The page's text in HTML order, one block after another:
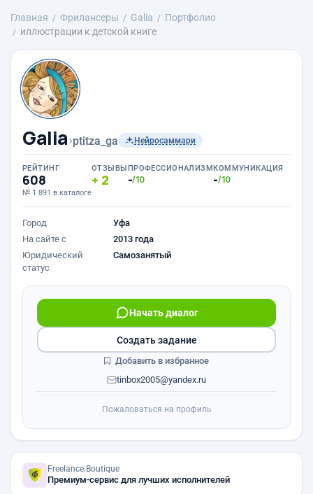
Главная Фрилансеры Galia
Портфолио
иллюстрации к детской книге
Galia›ptitza_ga Нейросаммари
РЕЙТИНГ
608
№ 1 891 в каталоге
ОТЗЫВЫ
2
ПРОФЕССИОНАЛИЗМ
-/10
КОММУНИКАЦИЯ
-/10
Город
Уфа
На сайте с
2013 года
Юридический
статус
Самозанятый
Начать диалог
tinbox2005@yandex.ru
Создать задание
Добавить в избранное
Пожаловаться на профиль
Freelance.Boutique
Премиум-сервис для лучших исполнителей